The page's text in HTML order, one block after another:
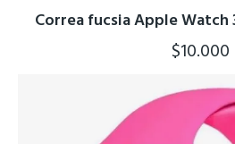
Correa fucsia Apple Watch
$10.000